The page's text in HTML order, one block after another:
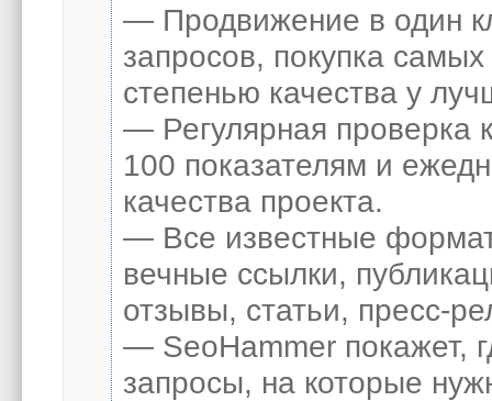
— Продвижение в один
запросов, покупка
степенью качества у
— Регулярная проверка
100 показателям и
качества проекта.
— Все известные
вечные ссылки,
отзывы, статьи, пресс-
— SeoHammer покажет,
запросы, на которые